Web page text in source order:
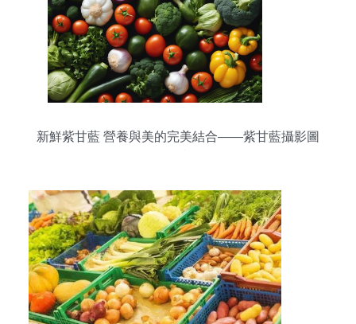
新鮮紫甘藍 營養與美的完美結合——紫甘藍攝影圖